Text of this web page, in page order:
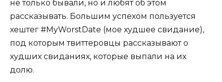
не только бывали, но и любят об этом
рассказывать. Большим успехом пользуется
хештег #MyWorstDate (мое худшее свидание),
под которым твиттеровцы рассказывают о
худших свиданиях, которые выпали на их
долю.